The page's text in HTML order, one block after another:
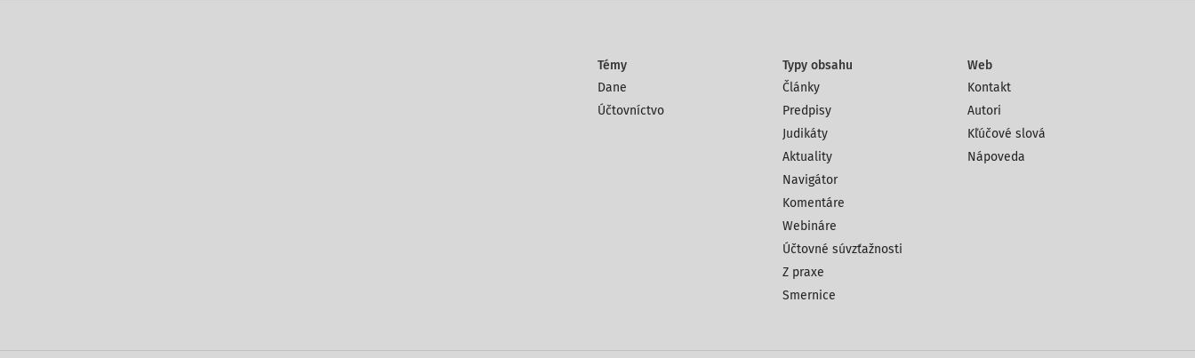
Témy
Dane
Účtovníctvo
Typy obsahu
Články
Predpisy
Judikáty
Aktuality
Navigátor
Komentáre
Webináre
Účtovné súvzťažnosti
Z praxe
Smernice
Web
Kontakt
Autori
Kľúčové slová
Nápoveda